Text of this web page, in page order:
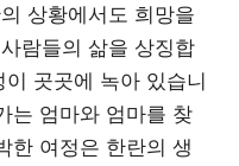
상황에서도 희망을
람들의 삶을 상징합
곳곳에 녹아 있습니
는 엄마와 엄마를 찾
한 여정은 한란의 생